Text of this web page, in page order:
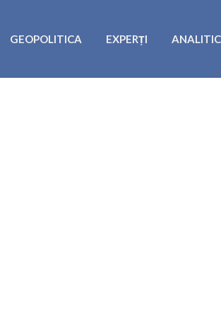
GEOPOLITICA EXPERȚI